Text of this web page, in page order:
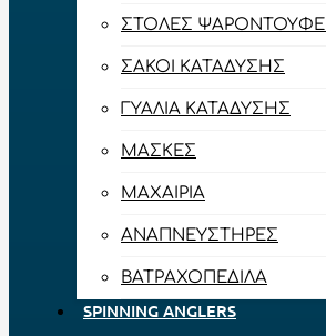
ΣΤΟΛΈΣ
ΣΆΚΟΙ ΚΑΤΆΔΥΣΗΣ
ΓΥΑΛΙΆ ΚΑΤΆΔΥΣΗΣ
ΜΆΣΚΕΣ
ΜΑΧΑΊΡΙΑ
ΑΝΑΠΝΕΥΣΤΉΡΕΣ
ΒΑΤΡΑΧΟΠΈΔΙΛΑ
SPINNING ANGLERS